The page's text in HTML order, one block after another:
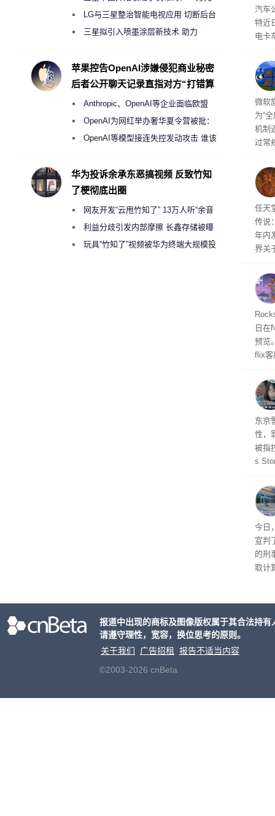
汽车
特近
电卡
称
需求
商
微软
为“
机制
过常
正
工具
并
任
任天
传说
年内
界关
日在
预览
flix客
27
东京
性，
被指
s
品
美元)
多
今日
宣判
的刑
取计
月销售额不达标门店 将被逐步清退
LG与三星整治智能电视应用 切断后台
偷偷共享带宽的违规行为
三星拟引入喷墨涂层新技术 助力
度
苹果控告OpenAI涉嫌侵犯商业秘密
后者公开聊天记录直指对方“打错算
Anthropic、OpenAI等企业面临欧盟
《人工智能法案》全新执法权限审查
OpenAI为网红举办奢华夏令营被批：
2000美元一晚 遭讽“反乌托邦”
OpenAI等模型接连失控发动攻击 谁该
华为投诉余承东恶搞视频 反致竹知
了梗彻底出圈
网友开发“云甩竹知了” 13万人听“余音
绕梁”利益分歧引发内部摩擦 长鑫存储被曝
曾将华为驻场工程师驱逐出研发基地
玩具“竹知了”视频被华为终端大规模投
报道中出现的商标及图像版权属于其合法持
请遵守理性，宽容，换位思考的原则。
关于我们
广告招租
报告不适当内容
©2003-2026 cnBeta